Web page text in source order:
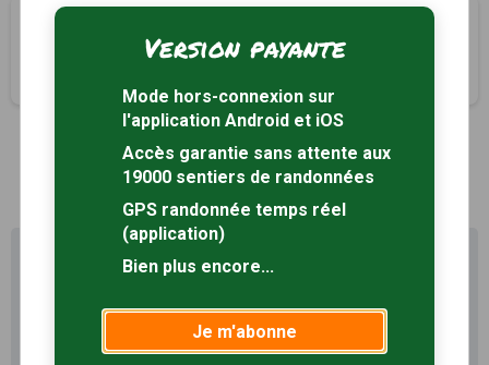
L’Osier
Fayl-Billot, Haute-Marne (52)
1
Profitez au maximum de
Le compteRando
permet de profiter de tout le
Version payante
Mode hors-connexion sur
l'application Android et iOS
Accès garantie sans attente aux
19000 sentiers de randonnées
GPS randonnée temps réel
(application)
Bien plus encore...
Je m'abonne